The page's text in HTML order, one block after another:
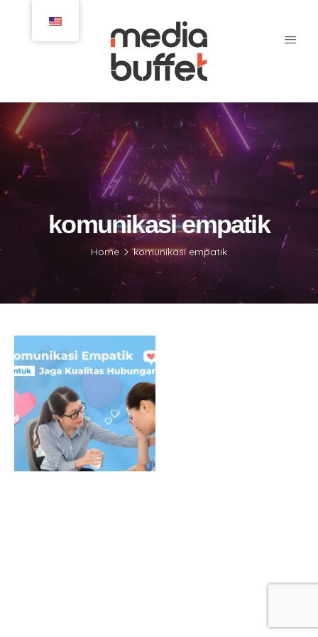
komunikasi empatik
Home komunikasi empatik